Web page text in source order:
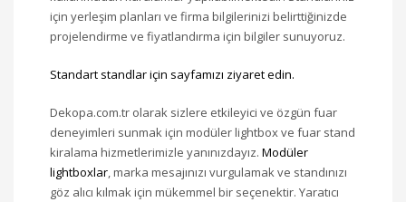
için yerleşim planları ve firma bilgilerinizi belirttiğinizde
projelendirme ve fiyatlandırma için bilgiler sunuyoruz.
Standart standlar için sayfamızı ziyaret edin.
Dekopa.com.tr olarak sizlere etkileyici ve özgün fuar
deneyimleri sunmak için modüler lightbox ve fuar stand
kiralama hizmetlerimizle yanınızdayız. Modüler
lightboxlar , marka mesajınızı vurgulamak ve standınızı
göz alıcı kılmak için mükemmel bir seçenektir. Yaratıcı